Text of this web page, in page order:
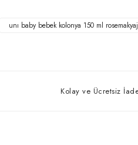
unı baby bebek kolonya 150 ml rosemakyaj
Kolay ve Ücretsiz